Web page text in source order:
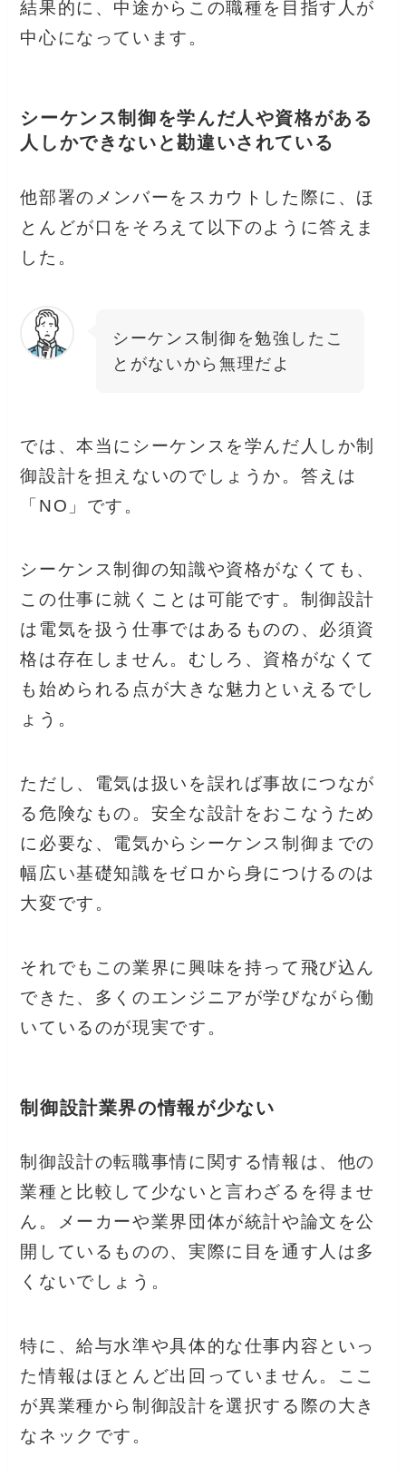
結果的に、中途からこの職種を目指す人が
中心になっています。
シーケンス制御を学んだ人や資格がある
人しかできないと勘違いされている
他部署のメンバーをスカウトした際に、ほ
とんどが口をそろえて以下のように答えま
した。
シーケンス制御を勉強したこ
とがないから無理だよ
では、本当にシーケンスを学んだ人しか制
御設計を担えないのでしょうか。答えは
「NO」です。
シーケンス制御の知識や資格がなくても、
この仕事に就くことは可能です。制御設計
は電気を扱う仕事ではあるものの、必須資
格は存在しません。むしろ、資格がなくて
も始められる点が大きな魅力といえるでし
ょう。
ただし、電気は扱いを誤れば事故につなが
る危険なもの。安全な設計をおこなうため
に必要な、電気からシーケンス制御までの
幅広い基礎知識をゼロから身につけるのは
大変です。
それでもこの業界に興味を持って飛び込ん
できた、多くのエンジニアが学びながら働
いているのが現実です。
制御設計業界の情報が少ない
制御設計の転職事情に関する情報は、他の
業種と比較して少ないと言わざるを得ませ
ん。メーカーや業界団体が統計や論文を公
開しているものの、実際に目を通す人は多
くないでしょう。
特に、給与水準や具体的な仕事内容といっ
た情報はほとんど出回っていません。ここ
が異業種から制御設計を選択する際の大き
なネックです。